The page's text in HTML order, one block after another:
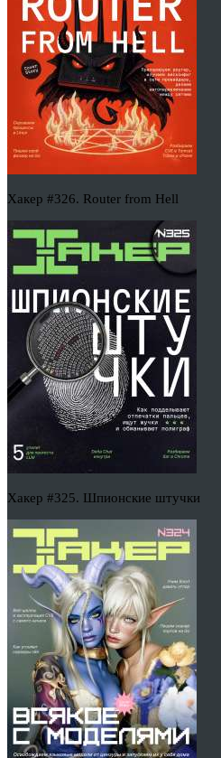
Хакер #326. Router from Hell
Хакер #325. Шпионские штучки